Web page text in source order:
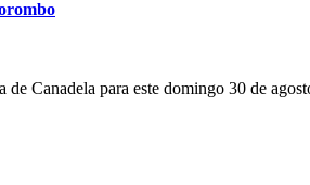
Canadela para este domingo 30 de